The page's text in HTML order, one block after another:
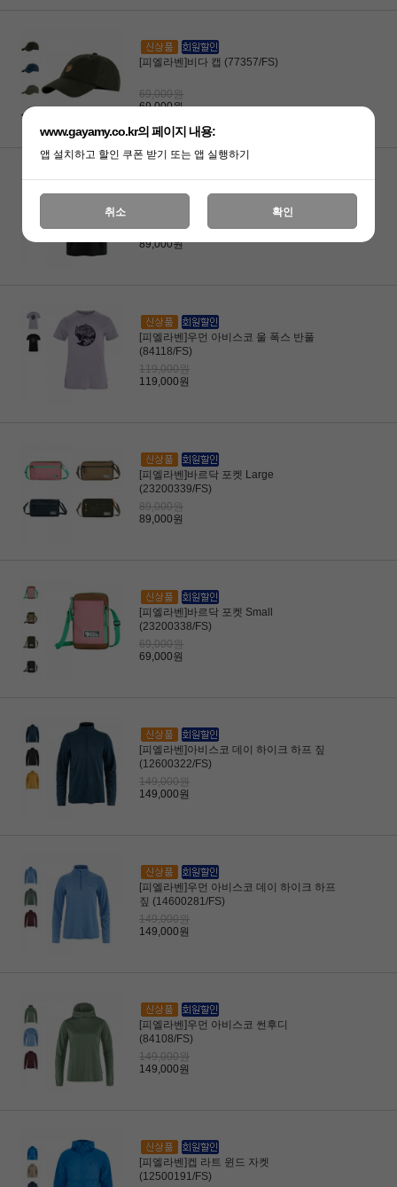
[피엘라벤]비다 캡 (77357/FS)
69,000원
69,000원
[피엘라벤]아비스코 라이트 반팔 티셔츠
89,000원
89,000원
[피엘라벤]우먼 아비스코 울 폭스 반풀
(84118/FS)
119,000원
119,000원
[피엘라벤]바르닥 포켓 Large
(23200339/FS)
89,000원
89,000원
[피엘라벤]바르닥 포켓 Small
(23200338/FS)
69,000원
69,000원
[피엘라벤]아비스코 데이 하이크 하프 짚
(12600322/FS)
149,000원
149,000원
[피엘라벤]우먼 아비스코 데이 하이크 하프
짚 (14600281/FS)
149,000원
149,000원
[피엘라벤]우먼 아비스코 썬후디
(84108/FS)
149,000원
149,000원
[피엘라벤]켑 라트 윈드 자켓
(12500191/FS)
www.gayamy.co.kr의 페이지 내용:
앱 설치하고 할인 쿠폰 받기 또는 앱 실행하기
취소 확인